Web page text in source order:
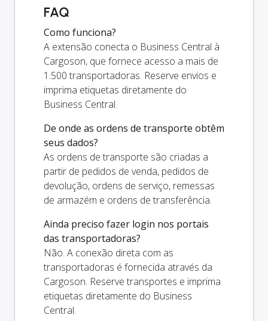
FAQ
Como funciona?
A extensão conecta o Business Central à
Cargoson, que fornece acesso a mais de
1.500 transportadoras. Reserve envios e
imprima etiquetas diretamente do
Business Central.
De onde as ordens de transporte obtêm
seus dados?
As ordens de transporte são criadas a
partir de pedidos de venda, pedidos de
devolução, ordens de serviço, remessas
de armazém e ordens de transferência.
Ainda preciso fazer login nos portais
das transportadoras?
Não. A conexão direta com as
transportadoras é fornecida através da
Cargoson. Reserve transportes e imprima
etiquetas diretamente do Business
Central.